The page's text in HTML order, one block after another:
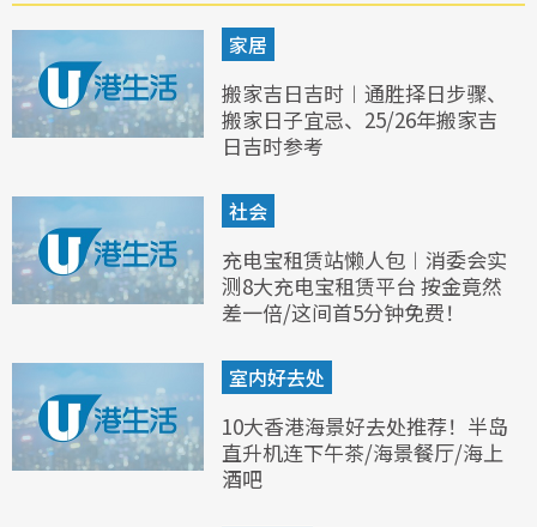
家居
搬家吉日吉时︱通胜择日步骤、
搬家日子宜忌、25/26年搬家吉
日吉时参考
社会
充电宝租赁站懒人包︱消委会实
测8大充电宝租赁平台 按金竟然
差一倍/这间首5分钟免费！
室内好去处
10大香港海景好去处推荐！半岛
直升机连下午茶/海景餐厅/海上
酒吧